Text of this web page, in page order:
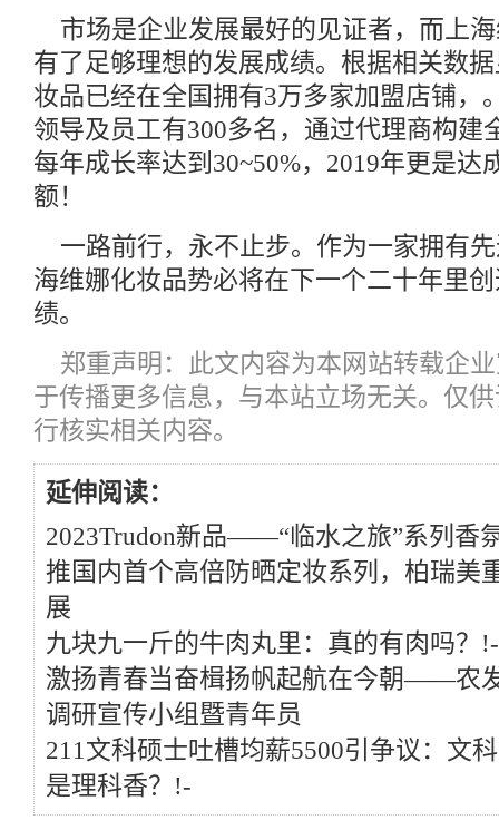
市场是企业发展最好的见证者，而上
有了足够理想的发展成绩。根据相关数
妆品已经在全国拥有3万多家加盟店铺，
领导及员工有300多名，通过代理商构建
每年成长率达到30~50%，2019年更是达
额！
一路前行，永不止步。作为一家拥有
海维娜化妆品势必将在下一个二十年里
绩。
郑重声明：此文内容为本网站转载企
于传播更多信息，与本站立场无关。仅
行核实相关内容。
延伸阅读：
2023Trudon新品——“临水之旅”系列香
推国内首个高倍防晒定妆系列，柏瑞美
展
九块九一斤的牛肉丸里：真的有肉吗？
激扬青春当奋楫扬帆起航在今朝——农
调研宣传小组暨青年员
211文科硕士吐槽均薪5500引争议：文
是理科香？!-